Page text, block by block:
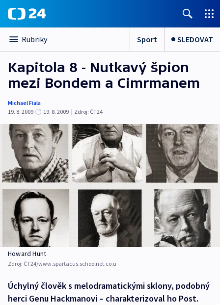
Rubriky Sport SLEDOVAT
Kapitola 8 - Nutkavý špion
mezi Bondem a Cimrmanem
Michael Fiala
19. 8. 2009
19. 8. 2009 | Zdroj: ČT24
Howard Hunt
Zdroj: ČT24/www.spartacus.schoolnet.co.u
Úchylný člověk s melodramatickými sklony, podobný
herci Genu Hackmanovi – charakterizoval ho Post.